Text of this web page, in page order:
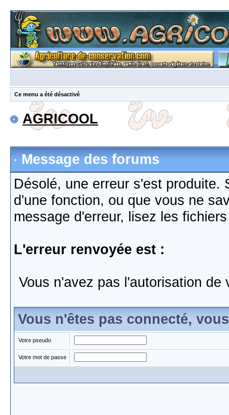
Ce menu a été désactivé
AGRICOOL
Message des forums
Désolé, une erreur s'est produite.
d'une fonction, ou que vous ne
message d'erreur, lisez les
L'erreur renvoyée est :
Vous n'avez pas l'autorisation de
Vous n'êtes pas connecté,
Votre pseudo
Votre mot de passe